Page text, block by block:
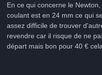
En ce qui concerne le
coulant est en 24 mm ce qui
assez difficile de trouver
revendre car il risque de ne
départ mais bon pour 40 €